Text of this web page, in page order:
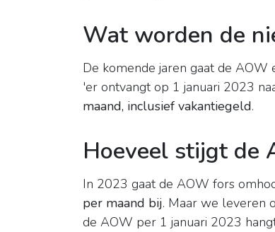
Wat worden de
De komende jaren gaat de
'er ontvangt op 1 januari 2023
maand, inclusief vakantiegeld.
Hoeveel stijgt de
In 2023 gaat de AOW fors
per maand bij. Maar we leveren
de AOW per 1 januari 2023